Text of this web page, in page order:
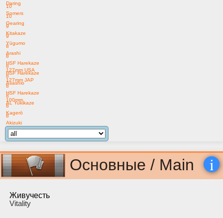
Daring
10
Somers
10
Gearing
9
Kitakaze
9
Yūgumo
8
Arashi
8
HSF Harekaze
127mm USA
8
HSF Harekaze
127mm JAP
8
Asashio
8
HSF Harekaze
100mm
8
AL Yukikaze
8
Kagerō
8
Akizuki
Основные / Main i
Живучесть
Vitality